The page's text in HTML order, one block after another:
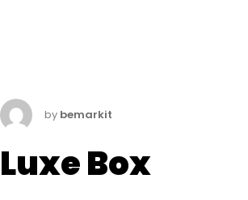
by bemarkit
Luxe Box